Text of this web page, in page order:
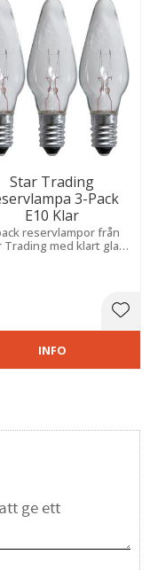
Star Trading
3-Pack
E10 Klar
reservlampor från
Trading med klart glas
INFO